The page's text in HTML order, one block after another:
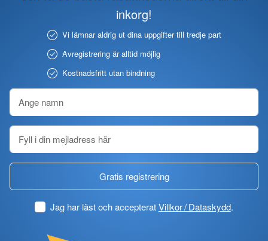
inkorg!
Vi lämnar aldrig ut dina uppgifter till tredje part
Avregistrering är alltid möjlig
Kostnadsfritt utan bindning
Gratis registrering
Jag har läst och accepteratVillkor / Dataskydd.